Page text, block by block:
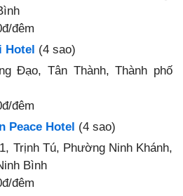
đêm
Hotel (4 sao)
Đạo, Tân Thành, Thành phố
đêm
Peace Hotel (4 sao)
Trịnh Tú, Phường Ninh Khánh,
Bình
đêm